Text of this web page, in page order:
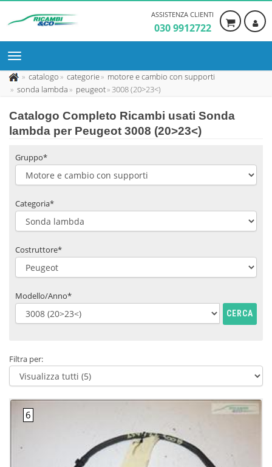
ASSISTENZA CLIENTI
030 9912722
catalogo categorie
motore e cambio con supporti
sonda lambda
peugeot 3008 (20>23<)
Catalogo Completo Ricambi usati Sonda
lambda per Peugeot 3008 (20>23<)
Gruppo*
Categoria*
Costruttore*
Modello/Anno*
CERCA
Filtra per: